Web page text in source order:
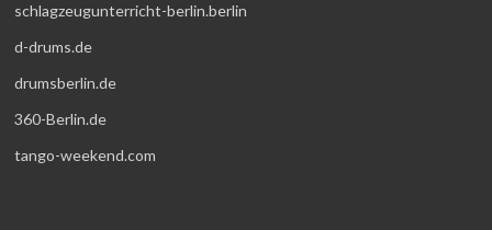
schlagzeugunterricht-berlin.berlin
d-drums.de
drumsberlin.de
360-Berlin.de
tango-weekend.com